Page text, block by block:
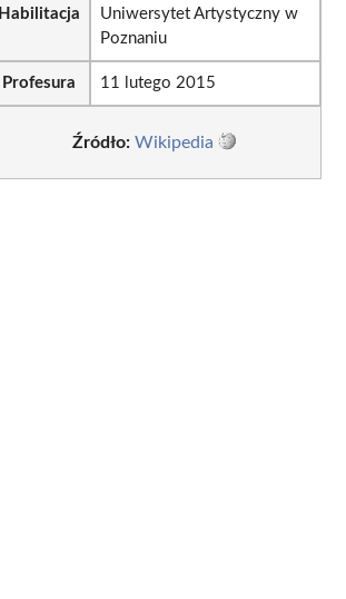
Habilitacja
Uniwersytet Artystyczny w
Poznaniu
Profesura 11 lutego 2015
Źródło: Wikipedia